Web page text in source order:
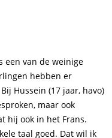
een van de weinige
hebben er
Hussein (17 jaar, havo)
maar ook
hij ook in het Frans.
taal goed. Dat wil ik